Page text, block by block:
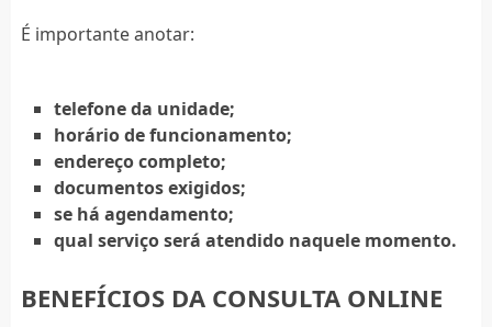
É importante anotar:
telefone da unidade;
horário de funcionamento;
endereço completo;
documentos exigidos;
se há agendamento;
qual serviço será atendido naquele momento.
BENEFÍCIOS DA CONSULTA ONLINE